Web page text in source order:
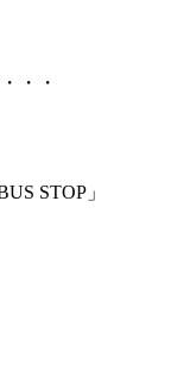
・・
STOP」